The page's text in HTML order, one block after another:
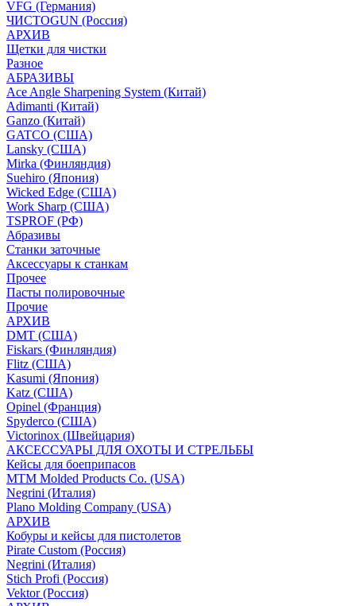
VFG (Германия)
ЧИСТОGUN (Россия)
АРХИВ
Щетки для чистки
Разное
АБРАЗИВЫ
Ace Angle Sharpening System (Китай)
Adimanti (Китай)
Ganzo (Китай)
GATCO (США)
Lansky (США)
Mirka (Финляндия)
Suehiro (Япония)
Wicked Edge (США)
Work Sharp (США)
TSPROF (РФ)
Абразивы
Станки заточные
Аксессуары к станкам
Прочее
Пасты полировочные
Прочие
АРХИВ
DMT (США)
Fiskars (Финляндия)
Flitz (США)
Kasumi (Япония)
Katz (США)
Opinel (Франция)
Spyderco (США)
Victorinox (Швейцария)
АКСЕССУАРЫ ДЛЯ ОХОТЫ И СТРЕЛЬБЫ
Кейсы для боеприпасов
MTM Molded Products Co. (USA)
Negrini (Италия)
Plano Molding Company (USA)
АРХИВ
Кобуры и кейсы для пистолетов
Pirate Custom (Россия)
Negrini (Италия)
Stich Profi (Россия)
Vektor (Россия)